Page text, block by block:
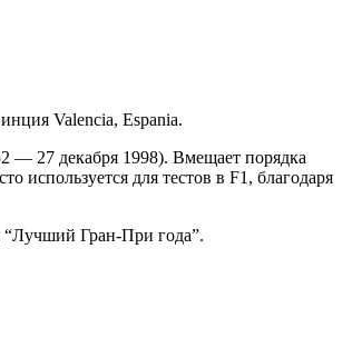
Valencia, Espania.
— 27 декабря 1998). Вмещает порядка
используется для тестов в F1, благодаря
“Лучший Гран-При года”.